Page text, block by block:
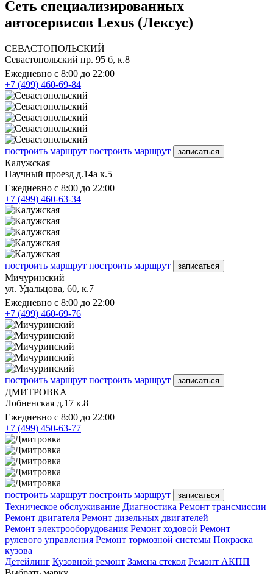
Сеть специализированных
автосервисов Lexus (Лексус)
СЕВАСТОПОЛЬСКИЙ
Севастопольский пр. 95 б, к.8
Ежедневно с 8:00 до 22:00
+7 (499) 460-69-84
построить маршрут построить маршрут записаться
Калужская
Научный проезд д.14а к.5
Ежедневно с 8:00 до 22:00
+7 (499) 460-63-34
построить маршрут построить маршрут записаться
Мичуринский
ул. Удальцова, 60, к.7
Ежедневно с 8:00 до 22:00
+7 (499) 460-69-76
построить маршрут построить маршрут записаться
ДМИТРОВКА
Лобненская д.17 к.8
Ежедневно с 8:00 до 22:00
+7 (499) 450-63-77
построить маршрут построить маршрут записаться
Техническое обслуживание Диагностика Ремонт трансмиссии
Ремонт двигателя Ремонт дизельных двигателей
Ремонт электрооборудования Ремонт ходовой Ремонт
рулевого управления Ремонт тормозной системы Покраска
кузова
Детейлинг Кузовной ремонт Замена стекол Ремонт АКПП